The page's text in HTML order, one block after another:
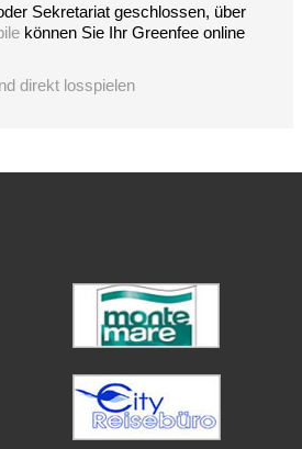
Sekretariat geschlossen, über
können Sie Ihr Greenfee online
direkt losspielen